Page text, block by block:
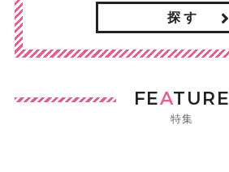
探 す
FEATURE
特集